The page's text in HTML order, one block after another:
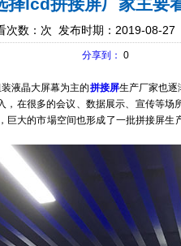
次数： 次 发布时期：2019-08-27
分享到： 0
液晶大屏幕为主的拼接屏生产厂家也逐
，在很多的会议、数据展示、宣传等
巨大的市場空间也形成了一批拼接屏